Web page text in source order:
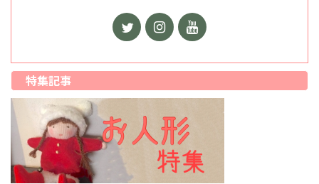
特集記事